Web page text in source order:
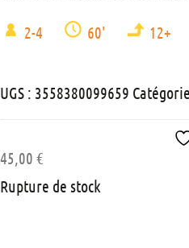
2-4 60' 12+
UGS : 3558380099659
45,00€
Rupture de stock